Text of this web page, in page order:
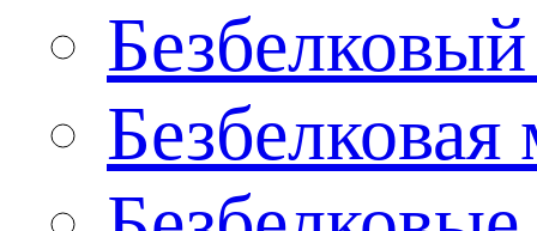
Безбелковая